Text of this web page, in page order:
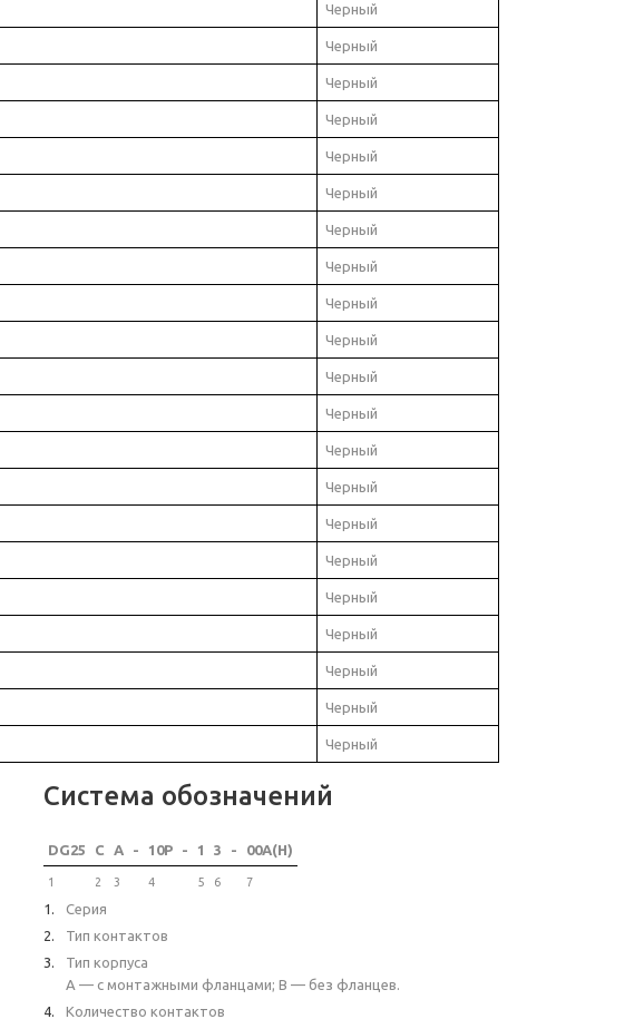
Черный
Черный
Черный
Черный
Черный
Черный
Черный
Черный
Черный
Черный
Черный
Черный
Черный
Черный
Черный
Черный
Черный
Черный
Черный
Черный
Черный
Система обозначений
DG25 C A - 10P - 1 3 - 00A(H)
1 2 3 4 5 6 7
Серия
Тип контактов
Тип корпуса
A — с монтажными фланцами; B — без фланцев.
Количество контактов